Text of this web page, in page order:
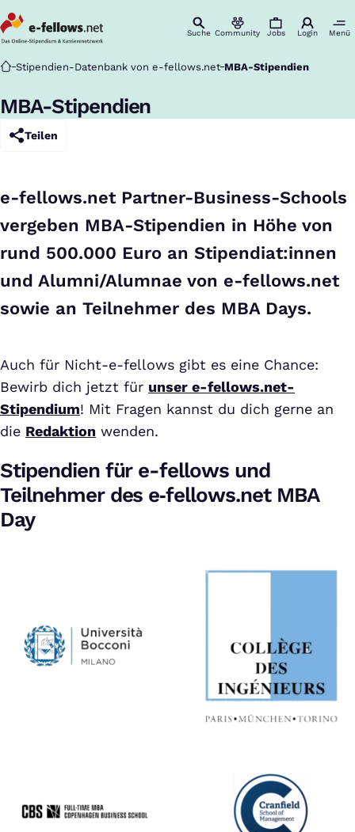
Suche Community Jobs Login Menü
Startseite
Stipendien-Datenbank von e-fellows.net MBA-Stipendien
MBA-Stipendien
Teilen
e-fellows.net Partner-Business-Schools
vergeben MBA-Stipendien in Höhe von
rund 500.000 Euro an Stipendiat:innen
und Alumni/Alumnae von e-fellows.net
sowie an Teilnehmer des MBA Days.
Auch für Nicht-e-fellows gibt es eine Chance:
Bewirb dich jetzt für unser e-fellows.net-
Stipendium! Mit Fragen kannst du dich gerne an
die Redaktion wenden.
Stipendien für e-fellows und
Teilnehmer des e‑fellows.net MBA
Day